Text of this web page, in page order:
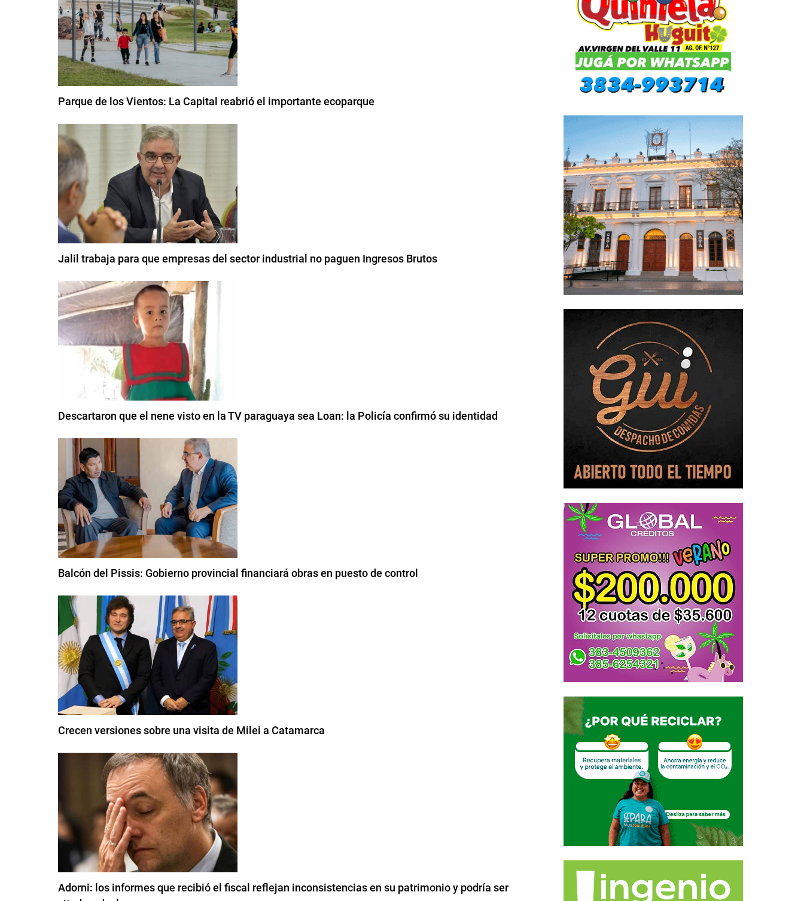
Parque de los Vientos: La Capital reabrió el importante ecoparque
Jalil trabaja para que empresas del sector industrial no paguen Ingresos Brutos
Descartaron que el nene visto en la TV paraguaya sea Loan: la Policía confirmó su identidad
Balcón del Pissis: Gobierno provincial financiará obras en puesto de control
Crecen versiones sobre una visita de Milei a Catamarca
Adorni: los informes que recibió el fiscal reflejan inconsistencias en su patrimonio y podría ser